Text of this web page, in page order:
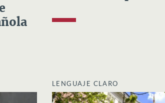
LENGUAJE CLARO